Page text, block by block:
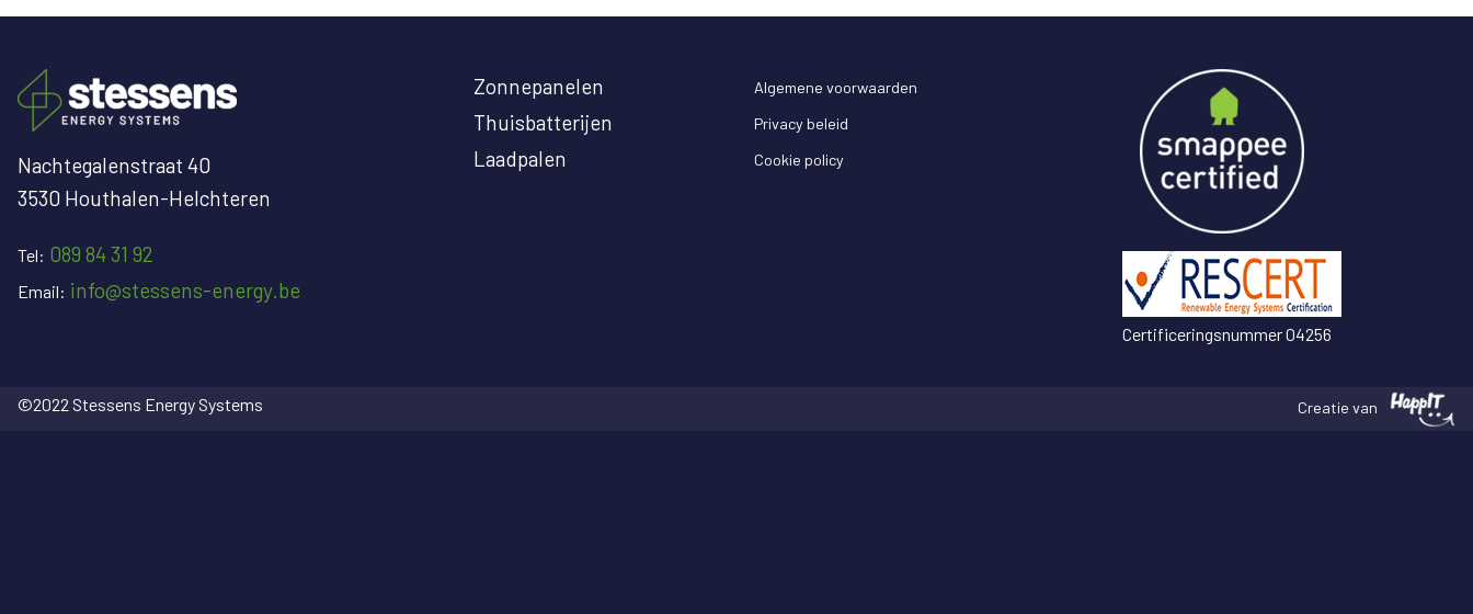
Nachtegalenstraat 40
3530 Houthalen-Helchteren
Tel: 089 84 31 92
Email: info@stessens-energy.be
Zonnepanelen
Thuisbatterijen
Laadpalen
Algemene voorwaarden
Privacy beleid
Cookie policy
Certificeringsnummer 04256
©2022 Stessens Energy Systems Creatie van